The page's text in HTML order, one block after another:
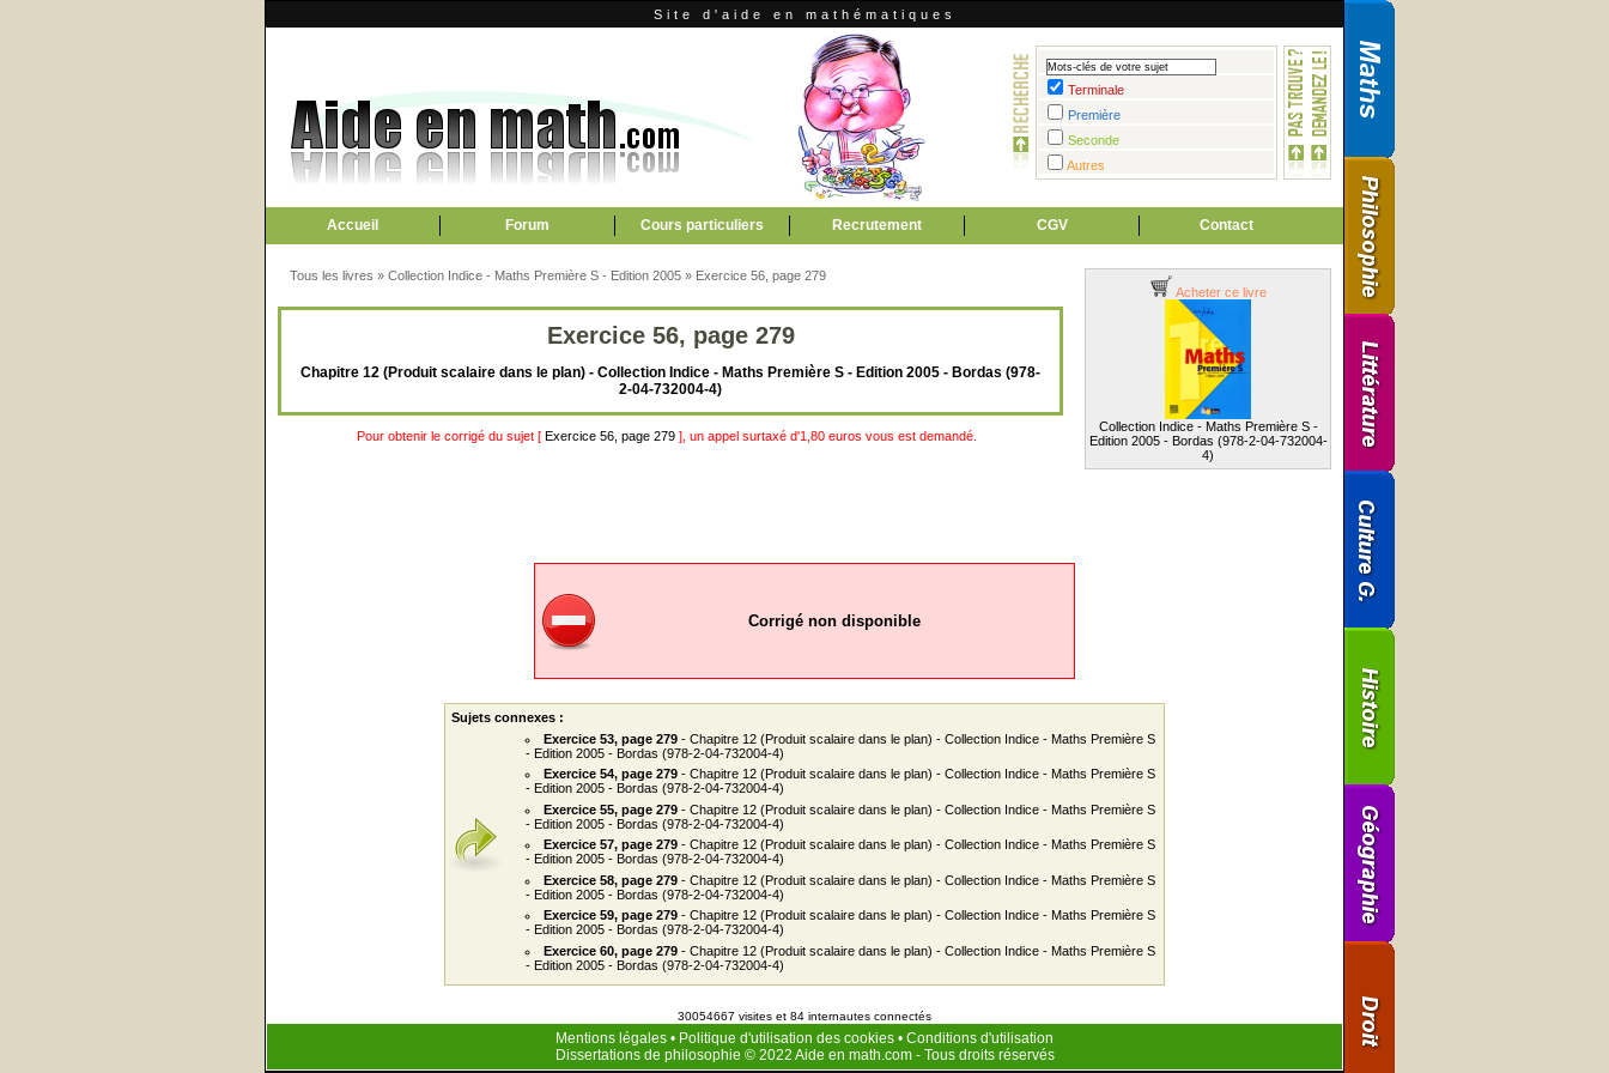
Site d'aide en mathématiques
Terminale
Première
Seconde
Autres
Accueil Forum Cours particuliers Recrutement CGV Contact
Acheter ce livre
Collection Indice - Maths Première S -
Edition 2005 - Bordas (978-2-04-732004-
4)
Tous les livres » Collection Indice - Maths Première S - Edition 2005 » Exercice 56, page 279
Exercice 56, page 279
Chapitre 12 (Produit scalaire dans le plan) - Collection Indice - Maths Première S - Edition 2005 - Bordas (978-
2-04-732004-4)
Pour obtenir le corrigé du sujet [ Exercice 56, page 279 ], un appel surtaxé d'1,80 euros vous est demandé.
Corrigé non disponible
Sujets connexes :
Exercice 53, page 279 - Chapitre 12 (Produit scalaire dans le plan) - Collection Indice - Maths Première S
- Edition 2005 - Bordas (978-2-04-732004-4)
Exercice 54, page 279 - Chapitre 12 (Produit scalaire dans le plan) - Collection Indice - Maths Première S
- Edition 2005 - Bordas (978-2-04-732004-4)
Exercice 55, page 279 - Chapitre 12 (Produit scalaire dans le plan) - Collection Indice - Maths Première S
- Edition 2005 - Bordas (978-2-04-732004-4)
Exercice 57, page 279 - Chapitre 12 (Produit scalaire dans le plan) - Collection Indice - Maths Première S
- Edition 2005 - Bordas (978-2-04-732004-4)
Exercice 58, page 279 - Chapitre 12 (Produit scalaire dans le plan) - Collection Indice - Maths Première S
- Edition 2005 - Bordas (978-2-04-732004-4)
Exercice 59, page 279 - Chapitre 12 (Produit scalaire dans le plan) - Collection Indice - Maths Première S
- Edition 2005 - Bordas (978-2-04-732004-4)
Exercice 60, page 279 - Chapitre 12 (Produit scalaire dans le plan) - Collection Indice - Maths Première S
- Edition 2005 - Bordas (978-2-04-732004-4)
30054667 visites et 84 internautes connectés
Mentions légales • Politique d'utilisation des cookies • Conditions d'utilisation
Dissertations de philosophie © 2022 Aide en math.com- Tous droits réservés